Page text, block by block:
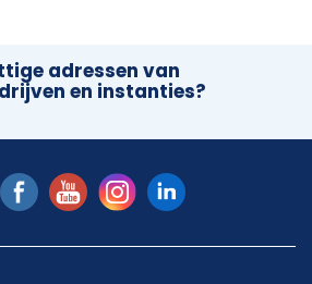
adressen van
en instanties?